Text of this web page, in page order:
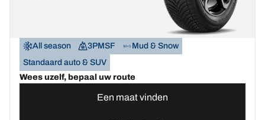
All season 3PMSF
Mud & Snow
Standaard auto & SUV
Wees uzelf, bepaal uw route
Een maat vinden